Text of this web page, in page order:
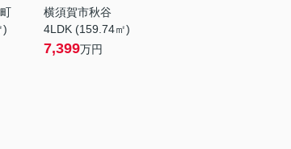
)
横須賀市秋谷
4LDK (159.74㎡)
7,399万円